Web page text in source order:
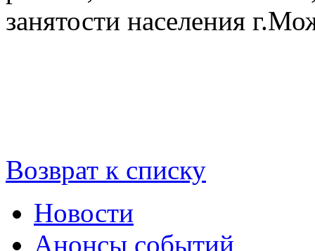
занятости населения
Возврат к списку
Новости
Анонсы событий